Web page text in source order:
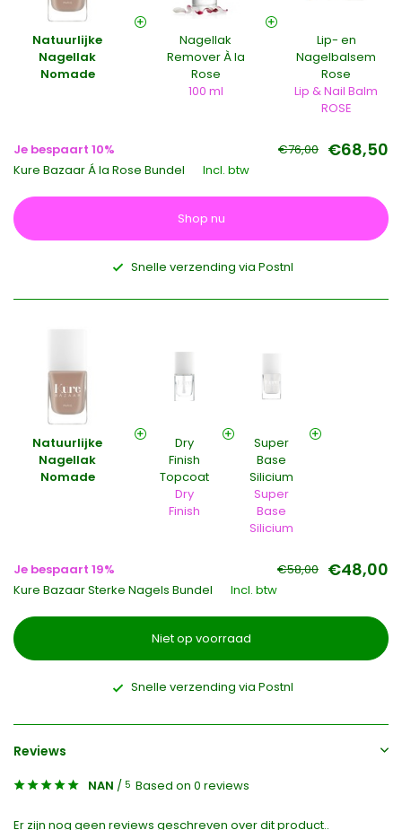
Natuurlijke
Nagellak
Nomade
Nagellak
Remover À la
Rose
100 ml
Lip- en
Nagelbalsem
Rose
Lip & Nail Balm
ROSE
Je bespaart 10% €76,00 €68,50
Kure Bazaar Á la Rose Bundel Incl. btw
Shop nu
Snelle verzending via Postnl
Natuurlijke
Nagellak
Nomade
Dry
Finish
Topcoat
Dry
Finish
Super
Base
Silicium
Super
Base
Silicium
Je bespaart 19% €58,00 €48,00
Kure Bazaar Sterke Nagels Bundel Incl. btw
Niet op voorraad
Snelle verzending via Postnl
Reviews
NAN / 5 Based on 0 reviews
Er zijn nog geen reviews geschreven over dit product..